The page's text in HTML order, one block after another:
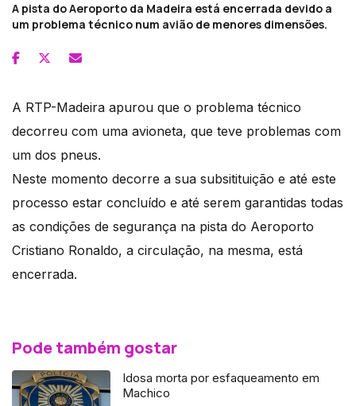
A pista do Aeroporto da Madeira está encerrada devido a
um problema técnico num avião de menores dimensões.
A RTP-Madeira apurou que o problema técnico
decorreu com uma avioneta, que teve problemas com
um dos pneus.
Neste momento decorre a sua subsitituição e até este
processo estar concluído e até serem garantidas todas
as condições de segurança na pista do Aeroporto
Cristiano Ronaldo, a circulação, na mesma, está
encerrada.
Pode também gostar
Idosa morta por esfaqueamento em
Machico